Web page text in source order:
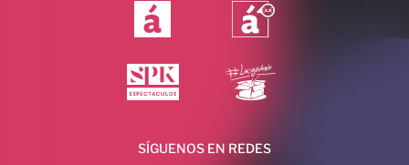
SÍGUENOS EN REDES